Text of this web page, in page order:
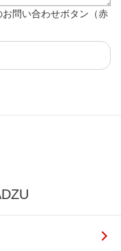
問い合わせボタン（赤